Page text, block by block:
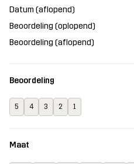
Datum (aflopend)
Beoordeling (oplopend)
Beoordeling (aflopend)
Beoordeling
5 4 3 2 1
Maat